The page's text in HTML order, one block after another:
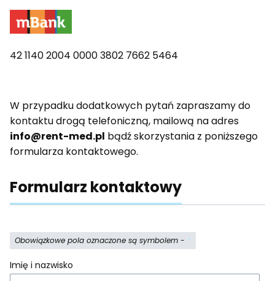
42 1140 2004 0000 3802 7662 5464
W przypadku dodatkowych pytań zapraszamy do
kontaktu drogą telefoniczną, mailową na adres
info@rent-med.pl bądź skorzystania z poniższego
formularza kontaktowego.
Formularz kontaktowy
Obowiązkowe pola oznaczone są symbolem - *
Imię i nazwisko